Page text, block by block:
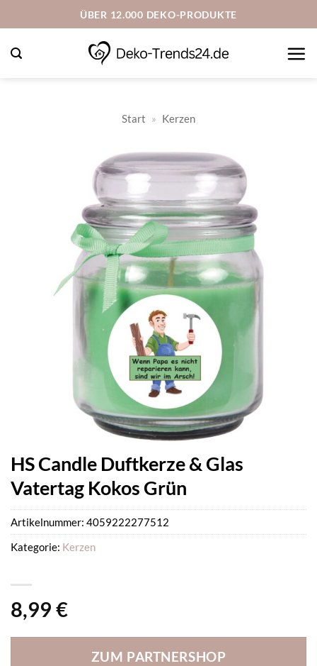
Inhalt
springen
ÜBER 12.000 DEKO-PRODUKTE
Start » Kerzen
HS Candle Duftkerze & Glas
Vatertag Kokos Grün
8,99 €
ZUM PARTNERSHOP
Artikelnummer: 4059222277512
Kategorie: Kerzen